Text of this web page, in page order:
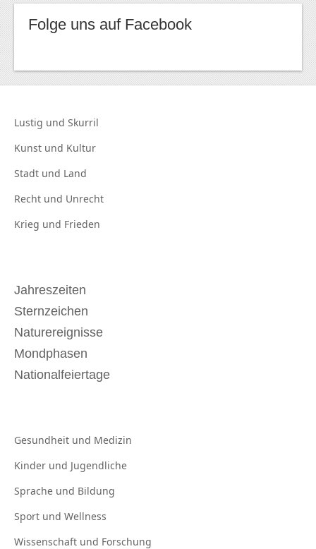
Folge uns auf Facebook
Lustig und Skurril
Kunst und Kultur
Stadt und Land
Recht und Unrecht
Krieg und Frieden
Jahreszeiten
Sternzeichen
Naturereignisse
Mondphasen
Nationalfeiertage
Gesundheit und Medizin
Kinder und Jugendliche
Sprache und Bildung
Sport und Wellness
Wissenschaft und Forschung